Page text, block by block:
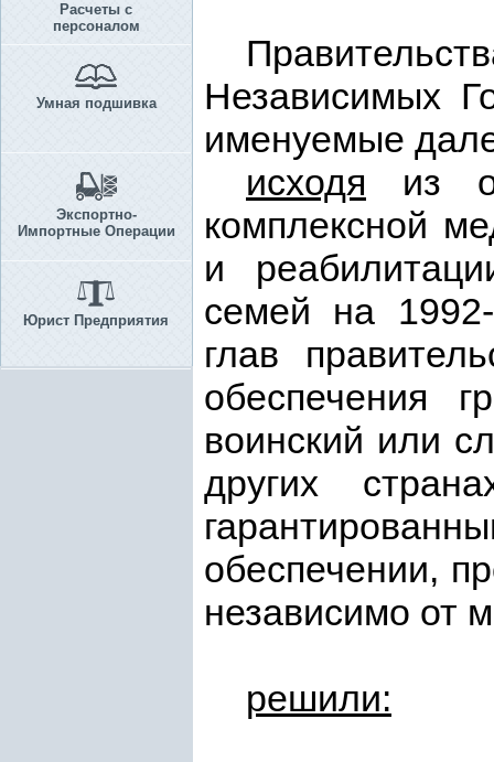
Расчеты с
персоналом
Умная подшивка
Экспортно-
Импортные Операции
Юрист Предприятия
Независимых
именуемые
исходя из
комплексной
и
семей на
глав
обеспечения
воинский или
других
обеспечении,
независимо от
решили: